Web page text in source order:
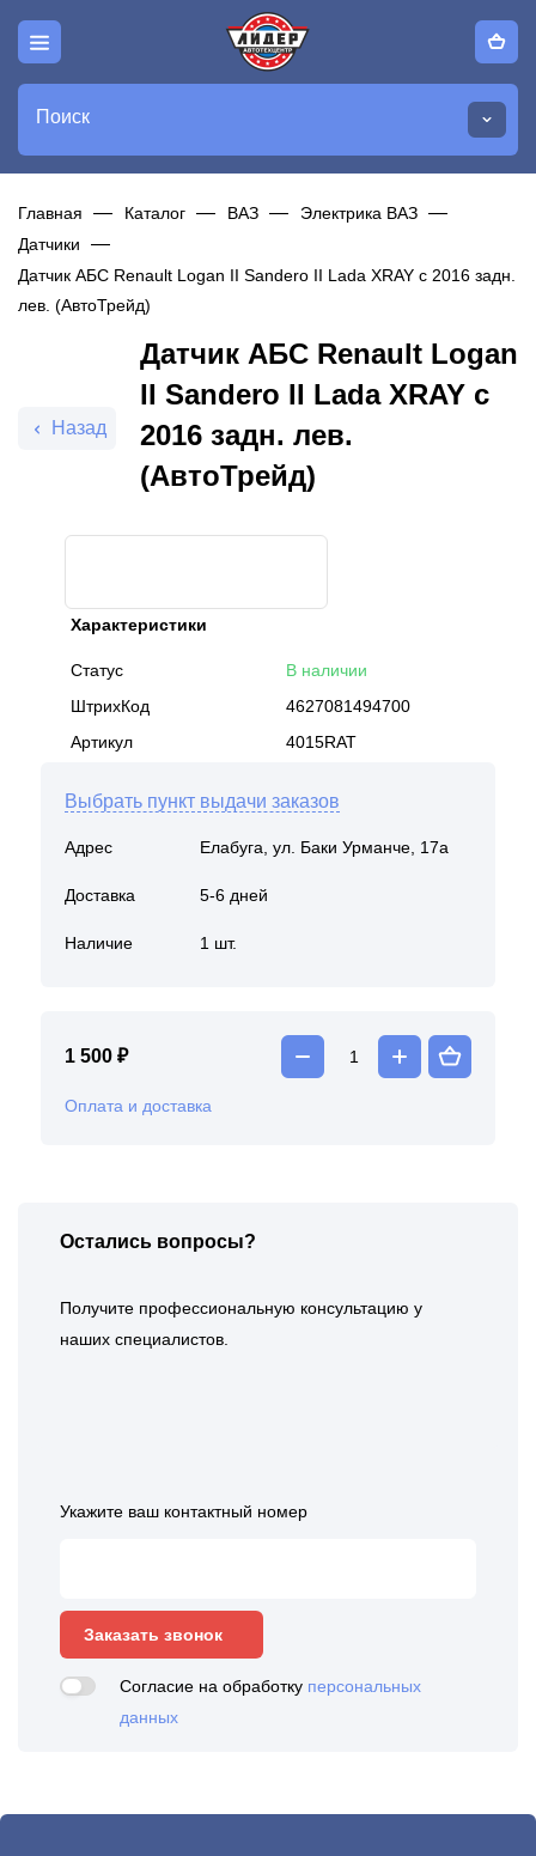
Поиск
Главная Каталог ВАЗ
Электрика ВАЗ
Датчики
Датчик АБС Renault Logan II Sandero II Lada XRAY с 2016 задн.
лев. (АвтоТрейд)
Назад
Датчик АБС Renault Logan
II Sandero II Lada XRAY с
2016 задн. лев.
(АвтоТрейд)
Характеристики
Статус
В наличии
ШтрихКод
4627081494700
Артикул
4015RАТ
Выбрать пункт выдачи заказов
Адрес Елабуга, ул. Баки Урманче, 17а
Доставка 5-6 дней
Наличие 1 шт.
1 500 ₽
Оплата и доставка
Остались вопросы?
Получите профессиональную консультацию у
наших специалистов.
Укажите ваш контактный номер
Заказать звонок
Согласие на обработку персональных
данных